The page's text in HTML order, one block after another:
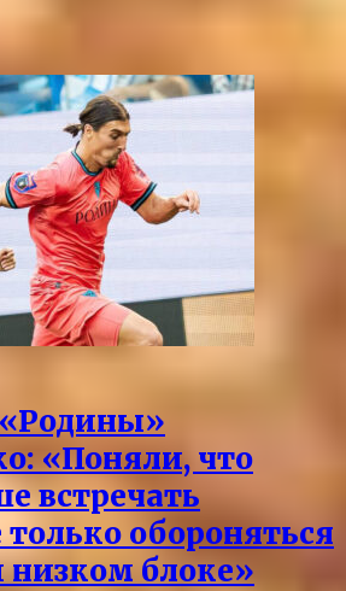
«Поняли, что
встречать
обороняться
низком блоке»